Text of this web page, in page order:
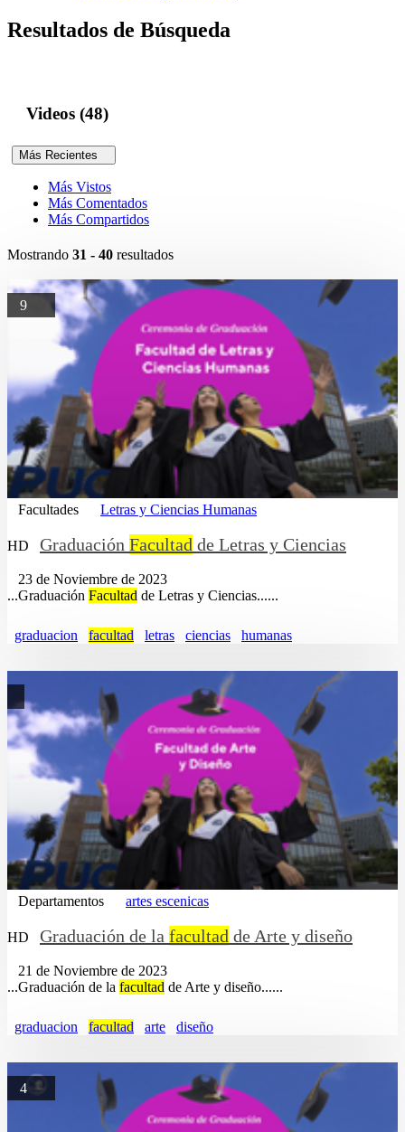
Resultados de Búsqueda
Videos (48)
Más Recientes
Más Vistos
Más Comentados
Más Compartidos
Mostrando 31 - 40 resultados
9
Facultades Letras y Ciencias Humanas
HD Graduación Facultad de Letras y Ciencias
23 de Noviembre de 2023
...Graduación Facultad de Letras y Ciencias......
graduacion facultad letras ciencias humanas
Departamentos artes escenicas
HD Graduación de la facultad de Arte y diseño
21 de Noviembre de 2023
...Graduación de la facultad de Arte y diseño......
graduacion facultad arte diseño
4